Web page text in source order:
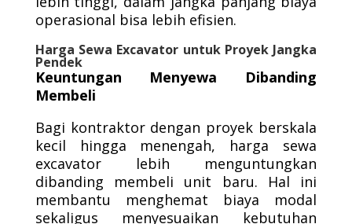
operasional bisa lebih efisien.
Harga Sewa Excavator untuk Proyek Jangka
Pendek
Keuntungan Menyewa Dibanding
Membeli
Bagi kontraktor dengan proyek berskala
kecil hingga menengah, harga sewa
excavator lebih menguntungkan
dibanding membeli unit baru. Hal ini
membantu menghemat biaya modal
sekaligus menyesuaikan kebutuhan